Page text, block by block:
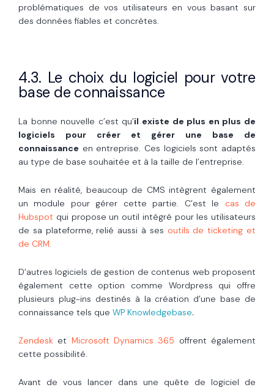
problématiques de vos utilisateurs en vous basant sur
des données fiables et concrètes.
4.3. Le choix du logiciel pour votre
base de connaissance
La bonne nouvelle c’est qu’il existe de plus en plus de
logiciels pour créer et gérer une base de
connaissance en entreprise. Ces logiciels sont adaptés
au type de base souhaitée et à la taille de l’entreprise.
Mais en réalité, beaucoup de CMS intègrent également
un module pour gérer cette partie. C’est le cas de
Hubspot qui propose un outil intégré pour les utilisateurs
de sa plateforme, relié aussi à ses outils de ticketing et
de CRM.
D’autres logiciels de gestion de contenus web proposent
également cette option comme Wordpress qui offre
plusieurs plug-ins destinés à la création d’une base de
connaissance tels que WP Knowledgebase.
Zendesk et Microsoft Dynamics 365 offrent également
cette possibilité.
Avant de vous lancer dans une quête de logiciel de